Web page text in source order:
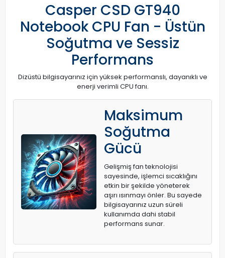
Casper CSD GT940
Notebook CPU Fan - Üstün
Soğutma ve Sessiz
Performans
Dizüstü bilgisayarınız için yüksek performanslı, dayanıklı ve
enerji verimli CPU fanı.
Maksimum
Soğutma
Gücü
Gelişmiş fan teknolojisi
sayesinde, işlemci sıcaklığını
etkin bir şekilde yöneterek
aşırı ısınmayı önler. Bu sayede
bilgisayarınız uzun süreli
kullanımda dahi stabil
performans sunar.